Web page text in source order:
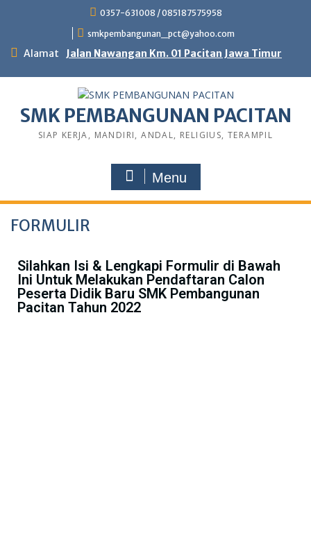
0357-631008 / 085187575958
smkpembangunan_pct@yahoo.com
Alamat Jalan Nawangan Km. 01 Pacitan Jawa Timur
SMK PEMBANGUNAN PACITAN
SIAP KERJA, MANDIRI, ANDAL, RELIGIUS, TERAMPIL
Menu
FORMULIR
Silahkan Isi & Lengkapi Formulir di Bawah
Ini Untuk Melakukan Pendaftaran Calon
Peserta Didik Baru SMK Pembangunan
Pacitan Tahun 2022